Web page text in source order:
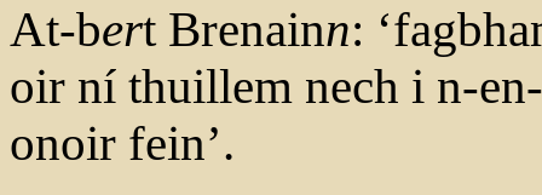
At-bert Brenainn:
oir ní thuillem nech i n-
onoir fein’.